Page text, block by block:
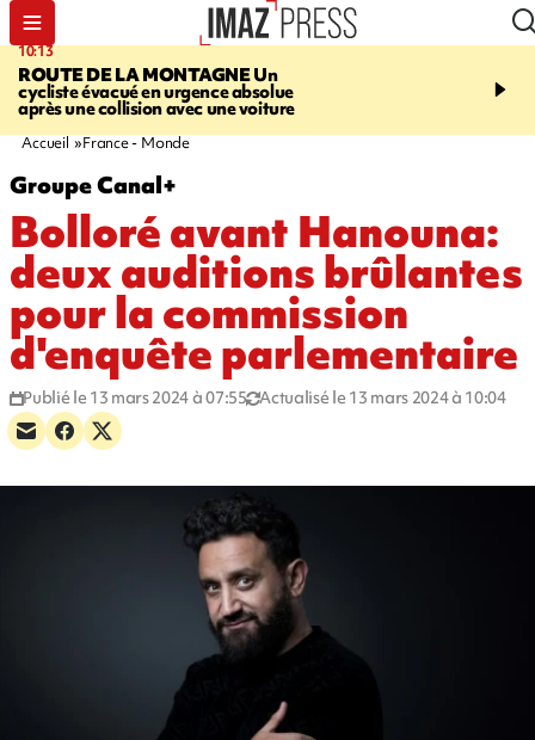
10:13
ROUTE DE LA MONTAGNEUn
cycliste évacué en urgence absolue
après une collision avec une voiture
12:23
peuvent éclater et
Accueil France - Monde
Groupe Canal+
Bolloré avant Hanouna:
deux auditions brûlantes
pour la commission
d'enquête parlementaire
Publié le 13 mars 2024 à 07:55 Actualisé le 13 mars 2024 à 10:04